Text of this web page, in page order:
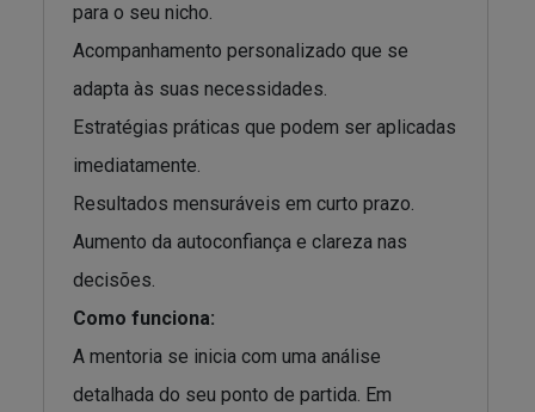
para o seu nicho.
Acompanhamento personalizado que se
adapta às suas necessidades.
Estratégias práticas que podem ser aplicadas
imediatamente.
Resultados mensuráveis em curto prazo.
Aumento da autoconfiança e clareza nas
decisões.
Como funciona:
A mentoria se inicia com uma análise
detalhada do seu ponto de partida. Em